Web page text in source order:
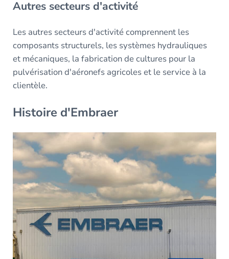
Autres secteurs d'activité
Les autres secteurs d'activité comprennent les
composants structurels, les systèmes hydrauliques
et mécaniques, la fabrication de cultures pour la
pulvérisation d'aéronefs agricoles et le service à la
clientèle.
Histoire d'Embraer